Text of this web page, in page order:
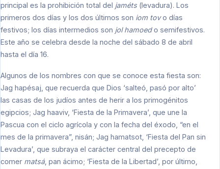
principal es la prohibición total del jaméts (levadura). Los
primeros dos días y los dos últimos son iom tovo días
festivos; los días intermedios son jol hamoedo semifestivos.
Este año se celebra desde la noche del sábado 8 de abril
hasta el día 16.
Algunos de los nombres con que se conoce esta fiesta son:
Jag hapésaj, que recuerda que Dios ‘salteó, pasó por alto’
las casas de los judíos antes de herir a los primogénitos
egipcios; Jag haaviv, ‘Fiesta de la Primavera’, que une la
Pascua con el ciclo agrícola y con la fecha del éxodo, “en el
mes de la primavera”, nisán; Jag hamatsot, ‘Fiesta del Pan sin
Levadura’, que subraya el carácter central del precepto de
comer matsá, pan ácimo; ‘Fiesta de la Libertad’, por último,